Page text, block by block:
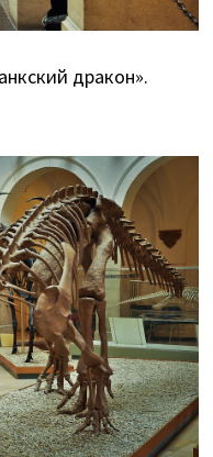
дракон».